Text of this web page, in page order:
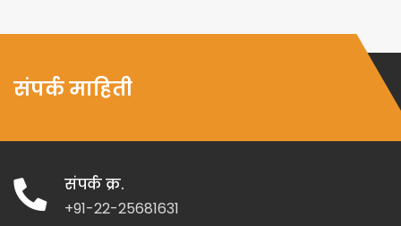
संपर्क माहिती
संपर्क क्र.
+91-22-25681631